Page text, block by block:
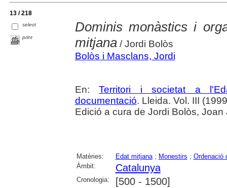
13 / 218
select
print
Dominis monàstics i
mitjana/ Jordi Bolòs
Bolòs i Masclans, Jordi
En:Territori i societat a
documentació. Lleida. Vol. III
Edició a cura de Jordi Bolòs,
Matèries: Edat mitjana; Monestirs ; Ordenació
Àmbit:
Catalunya
Cronologia: [500 - 1500]